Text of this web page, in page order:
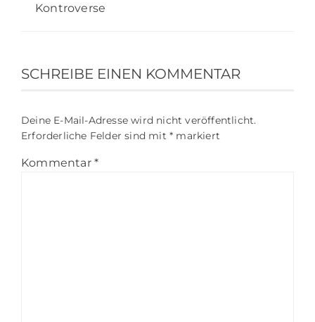
Kontroverse
SCHREIBE EINEN KOMMENTAR
Deine E-Mail-Adresse wird nicht veröffentlicht.
Erforderliche Felder sind mit * markiert
Kommentar *